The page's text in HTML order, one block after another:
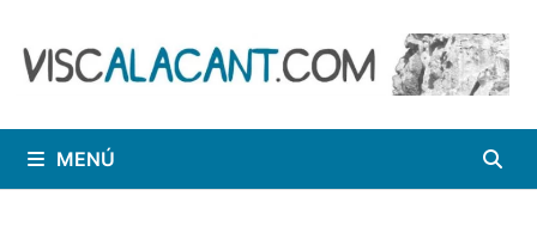
contenido
MENÚ